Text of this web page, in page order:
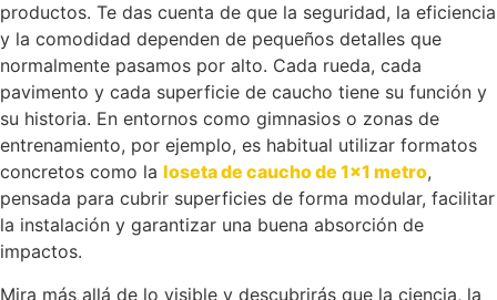
productos. Te das cuenta de que la seguridad, la eficiencia
y la comodidad dependen de pequeños detalles que
normalmente pasamos por alto. Cada rueda, cada
pavimento y cada superficie de caucho tiene su función y
su historia. En entornos como gimnasios o zonas de
entrenamiento, por ejemplo, es habitual utilizar formatos
concretos como la loseta de caucho de 1×1 metro,
pensada para cubrir superficies de forma modular, facilitar
la instalación y garantizar una buena absorción de
impactos.
Mira más allá de lo visible y descubrirás que la ciencia, la